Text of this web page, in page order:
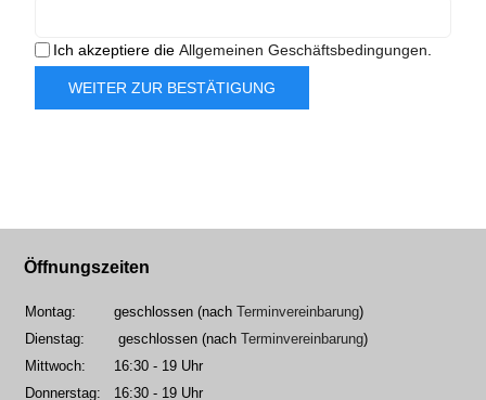
Ich akzeptiere dieAllgemeinen Geschäftsbedingungen.
WEITER ZUR BESTÄTIGUNG
Öffnungszeiten
Montag: geschlossen (nach Terminvereinbarung)
Dienstag:
geschlossen (nach Terminvereinbarung)
Mittwoch:
16:30 - 19 Uhr
Donnerstag:
16:30 - 19 Uhr